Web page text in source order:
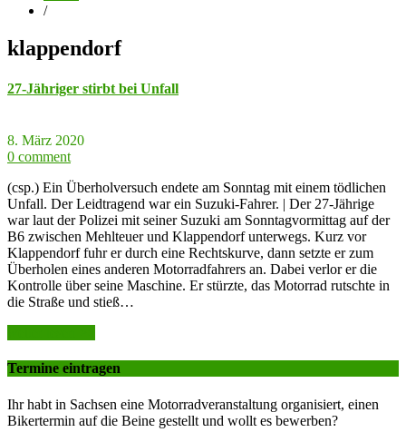
/
klappendorf
27-Jähriger stirbt bei Unfall
8. März 2020
0 comment
(csp.) Ein Überholversuch endete am Sonntag mit einem tödlichen
Unfall. Der Leidtragend war ein Suzuki-Fahrer. | Der 27-Jährige
war laut der Polizei mit seiner Suzuki am Sonntagvormittag auf der
B6 zwischen Mehlteuer und Klappendorf unterwegs. Kurz vor
Klappendorf fuhr er durch eine Rechtskurve, dann setzte er zum
Überholen eines anderen Motorradfahrers an. Dabei verlor er die
Kontrolle über seine Maschine. Er stürzte, das Motorrad rutschte in
die Straße und stieß…
Termine eintragen
Ihr habt in Sachsen eine Motorradveranstaltung organisiert, einen
Bikertermin auf die Beine gestellt und wollt es bewerben?